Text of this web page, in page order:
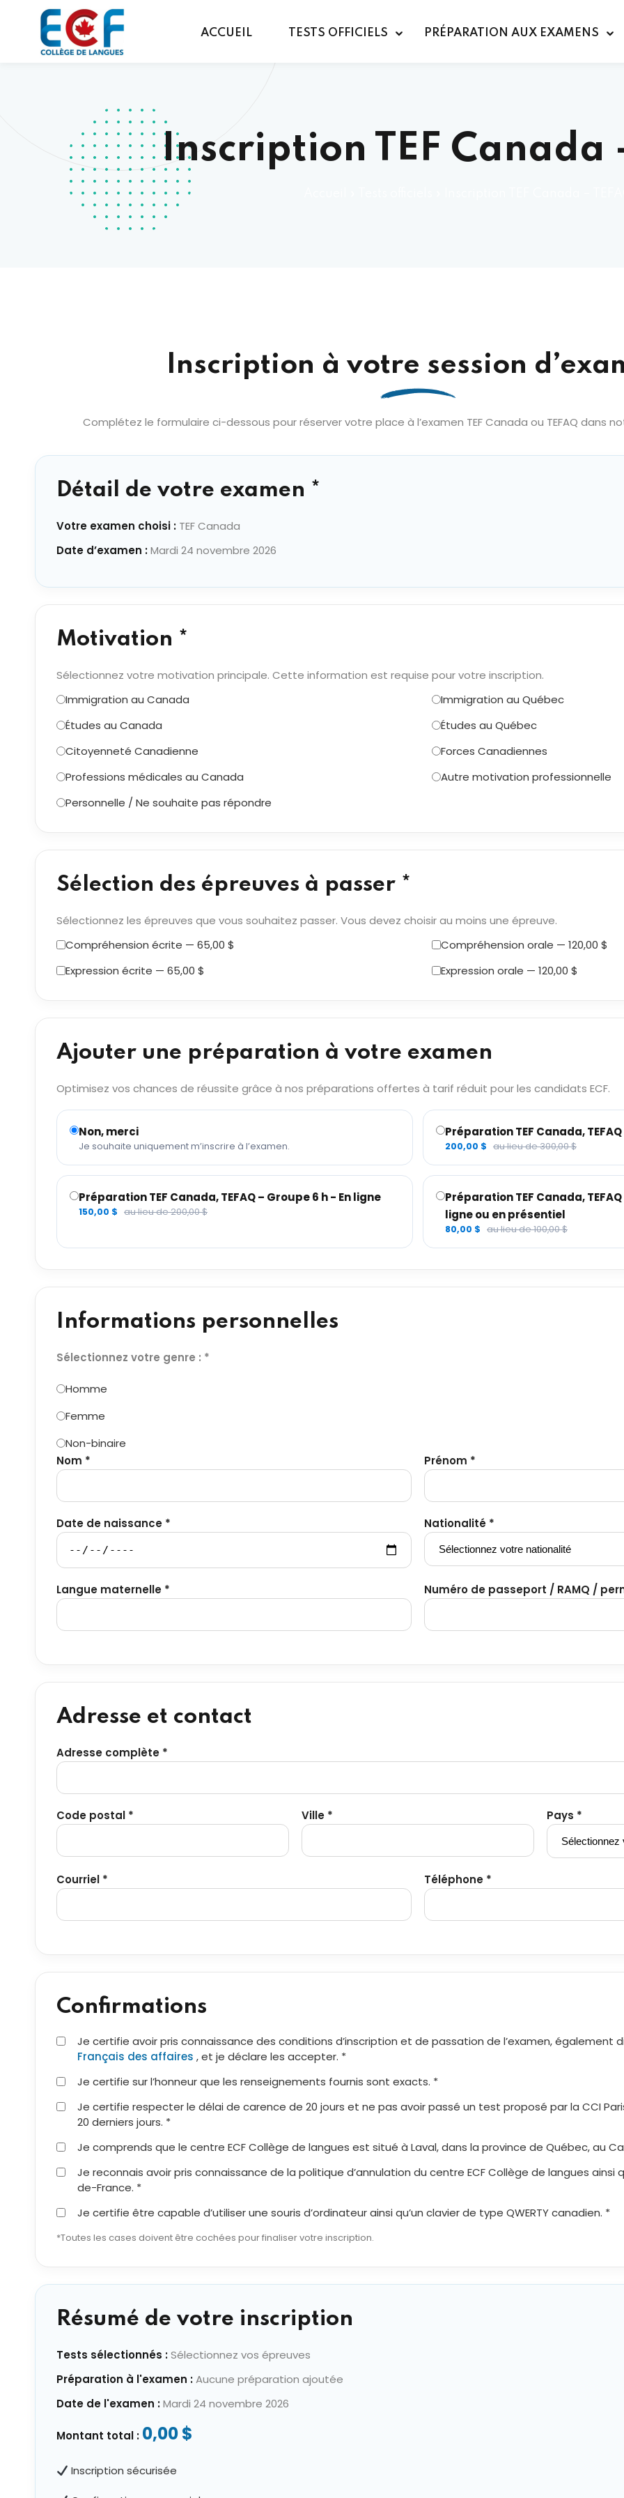
ACCUEIL TESTS OFFICIELS PRÉPARATION AUX EXAMENS
Inscription TEF Canada
Inscription à votre session
Complétez le formulaire ci-dessous pour réserver votre place à l’examen TEF Canada ou TEFAQ dans
Détail de votre examen *
Votre examen choisi : TEF Canada
Date d’examen :Mardi 24 novembre 2026
Motivation *
Sélectionnez votre motivation principale. Cette information est requise pour votre inscription.
Immigration au Canada
Immigration au Québec
Études au Canada
Études au Québec
Citoyenneté Canadienne
Forces Canadiennes
Professions médicales au Canada
Autre motivation professionnelle
Personnelle / Ne souhaite pas répondre
Sélection des épreuves à passer *
Sélectionnez les épreuves que vous souhaitez passer. Vous devez choisir au moins une épreuve.
Compréhension écrite — 65,00 $
Compréhension orale — 120,00 $
Expression écrite — 65,00 $
Expression orale — 120,00 $
Ajouter une préparation à votre examen
Optimisez vos chances de réussite grâce à nos préparations offertes à tarif réduit pour les candidats ECF.
Non, merci
Je souhaite uniquement m’inscrire à l’examen.
Préparation TEF Canada,
200,00 $ au lieu de 300,00 $
Préparation TEF Canada, TEFAQ – Groupe 6 h - En ligne
150,00 $ au lieu de 200,00 $
Préparation TEF Canada,
ligne ou en présentiel
80,00 $ au lieu de 100,00 $
Informations personnelles
Sélectionnez votre genre : *
Homme
Femme
Non-binaire
Nom *
Prénom *
Date de naissance * Nationalité *
Langue maternelle * Numéro de passeport / RAMQ /
Adresse et contact
Adresse complète *
Code postal * Ville * Pays *
Courriel * Téléphone *
Confirmations
Je certifie avoir pris connaissance des conditions d’inscription et de passation de l’examen, également
Français des affaires , et je déclare les accepter. *
Je certifie sur l’honneur que les renseignements fournis sont exacts. *
Je certifie respecter le délai de carence de 20 jours et ne pas avoir passé un test proposé par la CCI
20 derniers jours. *
Je comprends que le centre ECF Collège de langues est situé à Laval, dans la province de Québec, au
Je reconnais avoir pris connaissance de la politique d’annulation du centre ECF Collège de langues ainsi
de-France. *
Je certifie être capable d’utiliser une souris d’ordinateur ainsi qu’un clavier de type QWERTY canadien. *
*Toutes les cases doivent être cochées pour finaliser votre inscription.
Résumé de votre inscription
Tests sélectionnés :Sélectionnez vos épreuves
Préparation à l'examen :Aucune préparation ajoutée
Date de l'examen :Mardi 24 novembre 2026
Montant total : 0,00 $
Inscription sécurisée